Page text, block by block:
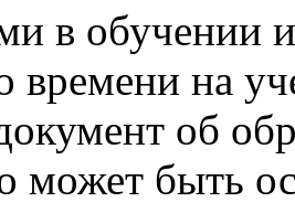
в обучении
времени на
об
может быть